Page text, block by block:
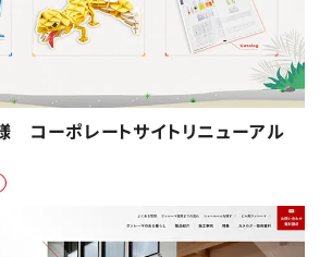
コーポレートサイトリニューアル